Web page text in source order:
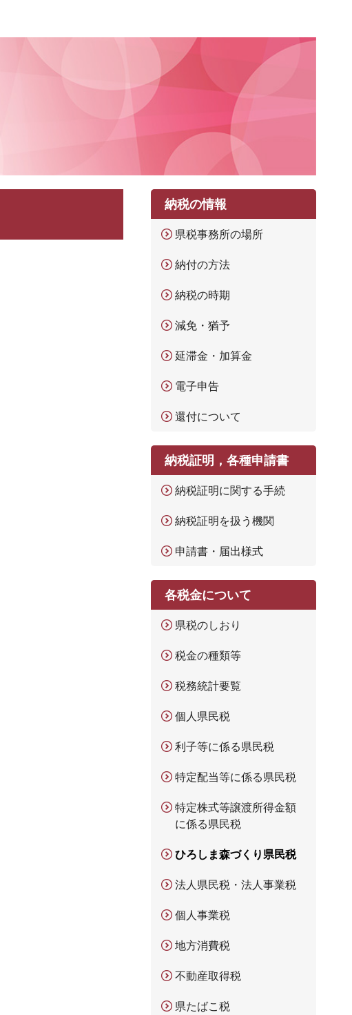
納税の情報
県税事務所の場所
納付の方法
納税の時期
減免・猶予
延滞金・加算金
電子申告
還付について
納税証明，各種申請書
納税証明に関する手続
納税証明を扱う機関
申請書・届出様式
各税金について
県税のしおり
税金の種類等
税務統計要覧
個人県民税
利子等に係る県民税
特定配当等に係る県民税
特定株式等譲渡所得金額
に係る県民税
ひろしま森づくり県民税
法人県民税・法人事業税
個人事業税
地方消費税
不動産取得税
県たばこ税